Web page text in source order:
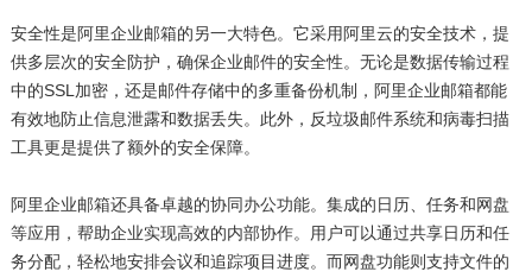
安全性是阿里企业邮箱的另一大特色。它采用阿里云的安全技术，提
供多层次的安全防护，确保企业邮件的安全性。无论是数据传输过程
中的SSL加密，还是邮件存储中的多重备份机制，阿里企业邮箱都能
有效地防止信息泄露和数据丢失。此外，反垃圾邮件系统和病毒扫描
工具更是提供了额外的安全保障。
阿里企业邮箱还具备卓越的协同办公功能。集成的日历、任务和网盘
等应用，帮助企业实现高效的内部协作。用户可以通过共享日历和任
务分配，轻松地安排会议和追踪项目进度。而网盘功能则支持文件的